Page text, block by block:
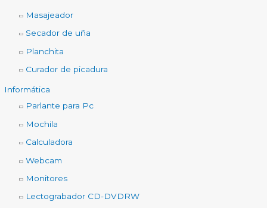
Masajeador
Secador de uña
Planchita
Curador de picadura
Informática
Parlante para Pc
Mochila
Calculadora
Webcam
Monitores
Lectograbador CD-DVDRW